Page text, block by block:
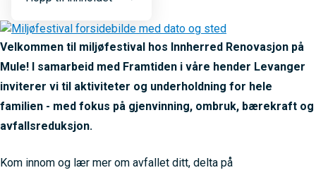
Velkommen til miljøfestival hos Innherred Renovasjon på
Mule! I samarbeid med Framtiden i våre hender Levanger
inviterer vi til aktiviteter og underholdning for hele
familien - med fokus på gjenvinning, ombruk, bærekraft og
avfallsreduksjon.
Kom innom og lær mer om avfallet ditt, delta på